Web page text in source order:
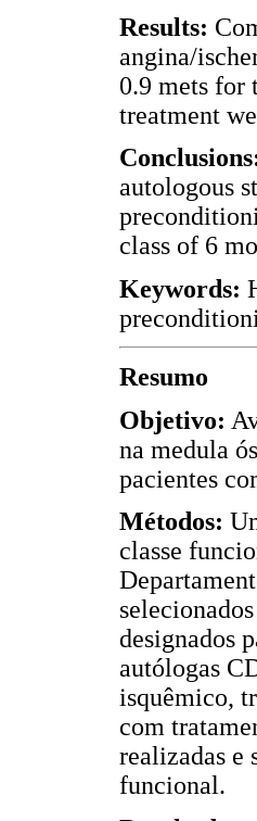
Results:
angina/
0.9 mets for
treatment
autologous
class of 6
Keywords:
Resumo
Objetivo:
na medula
pacientes
Métodos:
classe
designados
autólogas
isquêmico,
com
realizadas e
funcional.